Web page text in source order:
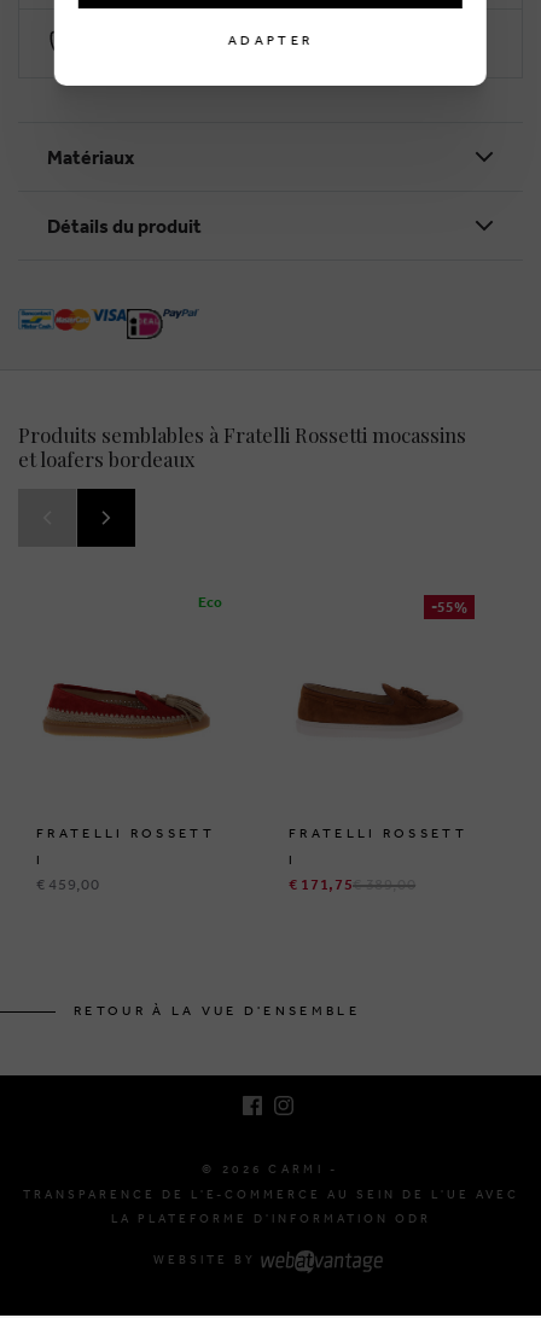
Paiement sécurisé par Worldline
Matériaux
Détails du produit
Produits semblables à Fratelli Rossetti mocassins
et loafers bordeaux
Eco
FRATELLI ROSSETT
I
€ 459,00
-55%
FRATELLI ROSSETT
I
€ 171,75€ 389,00
RETOUR À LA VUE D'ENSEMBLE
© 2026 CARMI -
TRANSPARENCE DE L'E-COMMERCE AU SEIN DE L'UE AVEC
LA PLATEFORME D'INFORMATION ODR
WEBSITE BY
ADAPTER